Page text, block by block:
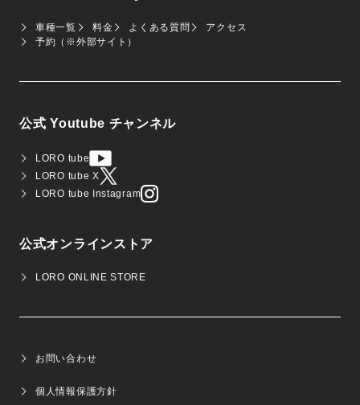
車種一覧 料金 よくある質問
アクセス
予約（※外部サイト）
公式 Youtube チャンネル
LORO tube
LORO tube X
LORO tube Instagram
公式オンラインストア
LORO ONLINE STORE
お問い合わせ
個人情報保護方針